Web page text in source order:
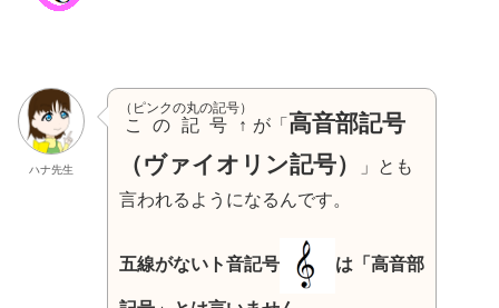
ハナ先生
この記号↑
（ピンクの丸の記号）
が「 高音部記号
（ヴァイオリン記号）
」とも
言われるようになるんです。
五線がないト音記号 は「高音部